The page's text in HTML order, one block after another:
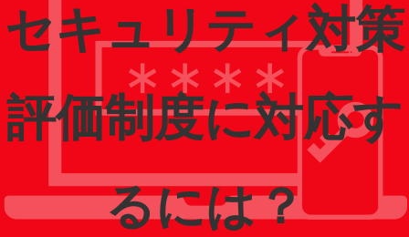
導入事例
セミナー
コラム
よくあるご質問
セキュリティ対策
評価制度に対応す
るには？